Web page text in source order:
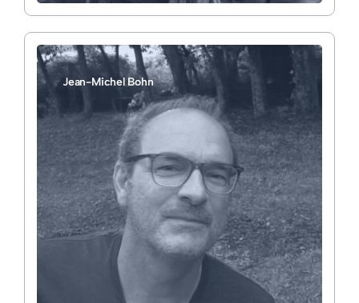
Jean-Michel Bohn